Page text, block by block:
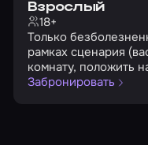
Взрослый
18+
Только
рамках сценария
комнату, положить
Забронировать